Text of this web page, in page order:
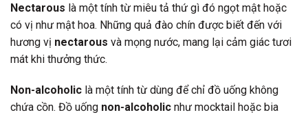
Nectarous là một tính từ miêu tả thứ gì đó ngọt mật hoặc
có vị như mật hoa. Những quả đào chín được biết đến với
hương vị nectarous và mọng nước, mang lại cảm giác tươi
mát khi thưởng thức.
Non-alcoholic là một tính từ dùng để chỉ đồ uống không
chứa cồn. Đồ uống non-alcoholic như mocktail hoặc bia